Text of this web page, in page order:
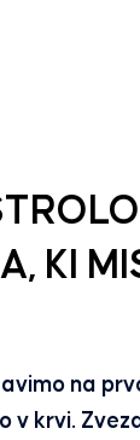
KI
na
v krvi.